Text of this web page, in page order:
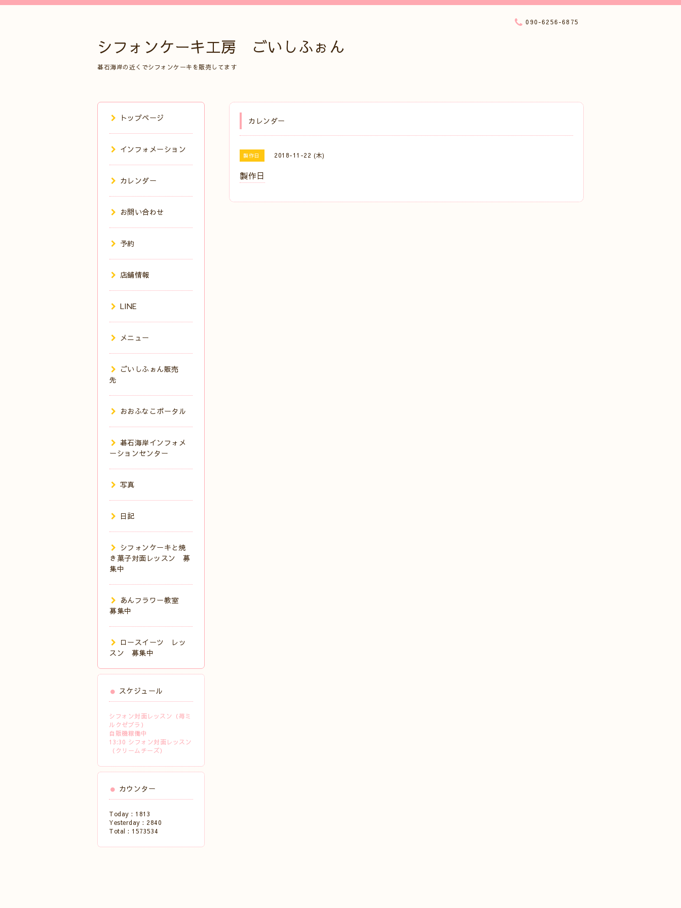
シフォンケーキ工房 ごいしふぉん
碁石海岸の近くでシフォンケーキを販売してます
090-6256-6875
カレンダー
製作日 2018-11-22 (木)
製作日
トップページ
インフォメーション
カレンダー
お問い合わせ
予約
店舗情報
LINE
メニュー
ごいしふぉん販売
先
おおふなこポータル
碁石海岸インフォメ
ーションセンター
写真
日記
シフォンケーキと焼
き菓子対面レッスン 募
集中
あんフラワー教室
募集中
ロースイーツ レッ
スン 募集中
スケジュール
シフォン対面レッスン（苺ミ
ルクゼブラ）
自販機稼働中
13:30 シフォン対面レッスン
（クリームチーズ）
カウンター
Today : 1813
Yesterday : 2840
Total : 1573534